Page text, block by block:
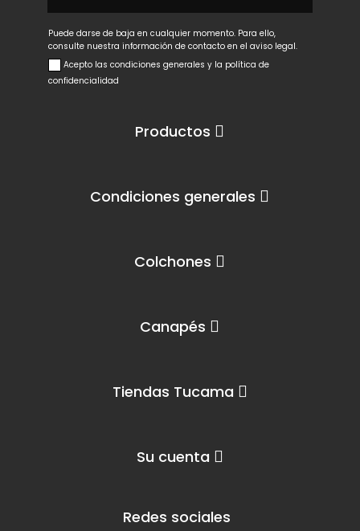
Productos
Condiciones generales
Colchones
Canapés
Tiendas Tucama
Su cuenta
Puede darse de baja en cualquier momento. Para ello,
consulte nuestra información de contacto en el aviso legal.
Acepto las condiciones generales y la política de
confidencialidad
Redes sociales